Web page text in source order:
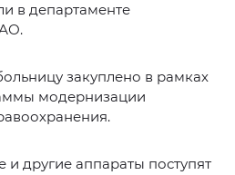
в департаменте
закуплено в рамках
модернизации
другие аппараты поступят